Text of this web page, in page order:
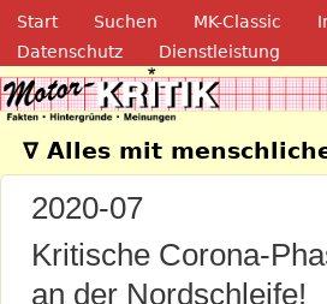
Direkt zum Inhalt
Navigation
Start Suchen MK-Classic
Datenschutz
Dienstleistung
Motor-
∇ Alles mit
2020-07
Kritische Corona-
an der Nordschleife!